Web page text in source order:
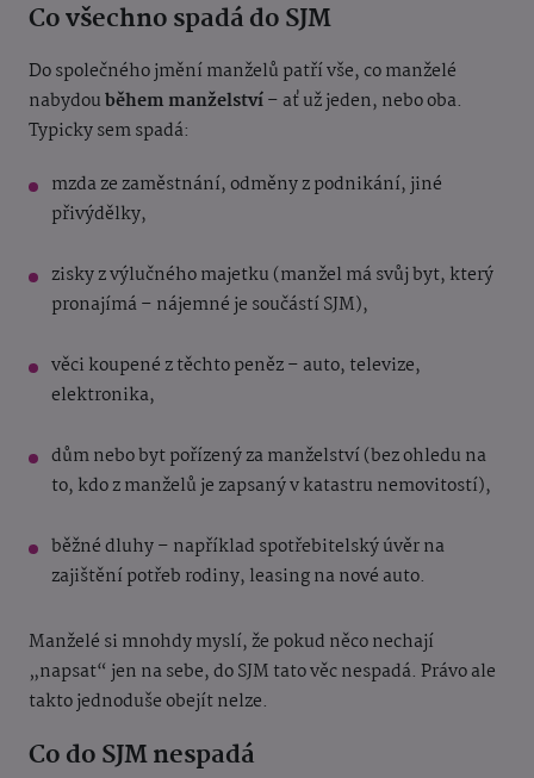
Co všechno spadá do SJM
Do společného jmění manželů patří vše, co manželé
nabydouběhem manželství– ať už jeden, nebo oba.
Typicky sem spadá:
mzda ze zaměstnání, odměny z podnikání, jiné
přivýdělky,
zisky z výlučného majetku (manžel má svůj byt, který
pronajímá – nájemné je součástí SJM),
věci koupené z těchto peněz – auto, televize,
elektronika,
dům nebo byt pořízený za manželství (bez ohledu na
to, kdo z manželů je zapsaný v katastru nemovitostí),
běžné dluhy – například spotřebitelský úvěr na
zajištění potřeb rodiny, leasing na nové auto.
Manželé si mnohdy myslí, že pokud něco nechají
„napsat“ jen na sebe, do SJM tato věc nespadá. Právo ale
takto jednoduše obejít nelze.
Co do SJM nespadá